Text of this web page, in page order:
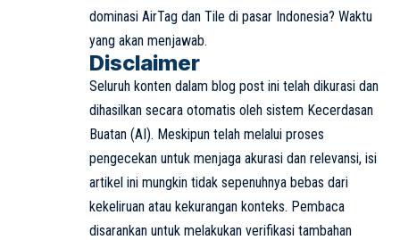
dominasi AirTag dan Tile di pasar Indonesia? Waktu
yang akan menjawab.
Disclaimer
Seluruh konten dalam blog post ini telah dikurasi dan
dihasilkan secara otomatis oleh sistem Kecerdasan
Buatan (AI). Meskipun telah melalui proses
pengecekan untuk menjaga akurasi dan relevansi, isi
artikel ini mungkin tidak sepenuhnya bebas dari
kekeliruan atau kekurangan konteks. Pembaca
disarankan untuk melakukan verifikasi tambahan